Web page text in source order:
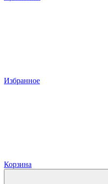
Избранное
Корзина